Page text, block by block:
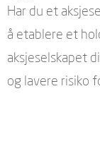
Har du et
å etablere et
aksjeselskapet
og lavere risiko